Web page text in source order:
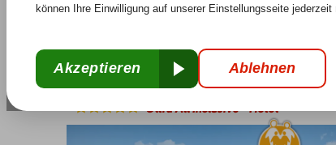
Keine versteckten Kosten Sorglos Reisen
Home
Türkei Türkische Riviera Side Titreyengol
Megasaray Resort Seite
Ultra All Inclusive-Hotel